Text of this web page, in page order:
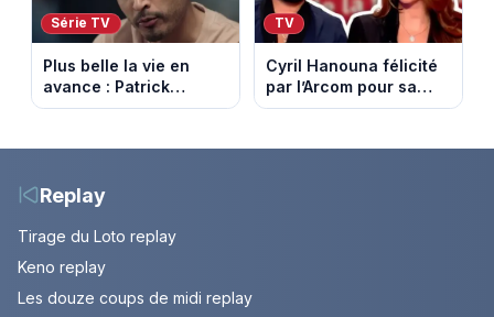
Série TV
Plus belle la vie en
avance : Patrick
Nebout est-il mort ?
2026 (spoiler)
TV
Cyril Hanouna félicité
par l’Arcom pour sa
maîtrise de l’antenne
Delphine Wespiser sur
Replay
Tirage du Loto replay
Keno replay
Les douze coups de midi replay